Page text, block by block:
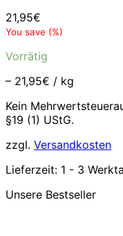
21,95€
You save (%)
Vorrätig
– 21,95€ / kg
Kein
§19 (1) UStG.
zzgl. Versandkosten
Lieferzeit: 1 - 3
Unsere Bestseller